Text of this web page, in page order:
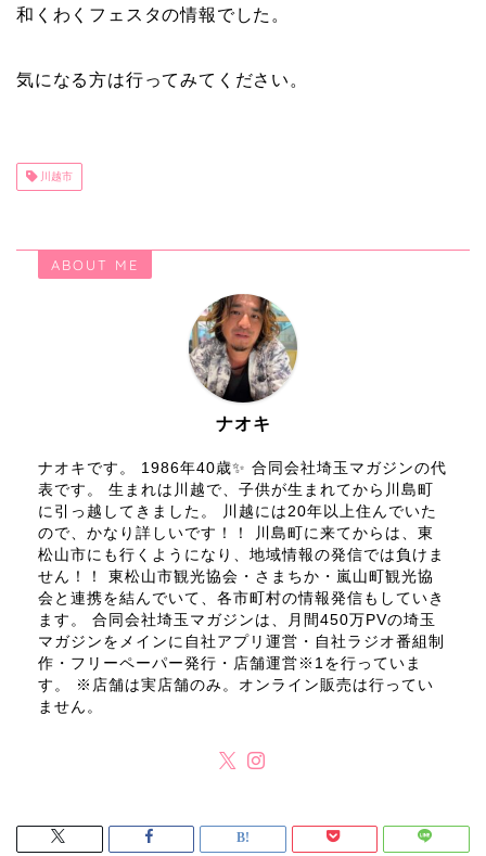
和くわくフェスタの情報でした。
気になる方は行ってみてください。
川越市
ABOUT ME
ナオキ
ナオキです。 1986年40歳✨ 合同会社埼玉マガジンの代
表です。 生まれは川越で、子供が生まれてから川島町
に引っ越してきました。 川越には20年以上住んでいた
ので、かなり詳しいです！！ 川島町に来てからは、東
松山市にも行くようになり、地域情報の発信では負けま
せん！！ 東松山市観光協会・さまちか・嵐山町観光協
会と連携を結んでいて、各市町村の情報発信もしていき
ます。 合同会社埼玉マガジンは、月間450万PVの埼玉
マガジンをメインに自社アプリ運営・自社ラジオ番組制
作・フリーペーパー発行・店舗運営※1を行っていま
す。 ※店舗は実店舗のみ。オンライン販売は行ってい
ません。